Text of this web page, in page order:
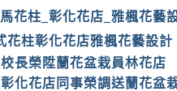
花柱_彰化花店_雅楓花藝
花柱彰化花店雅楓花藝設計
長榮陞蘭花盆栽員林花店
化花店同事榮調送蘭花盆